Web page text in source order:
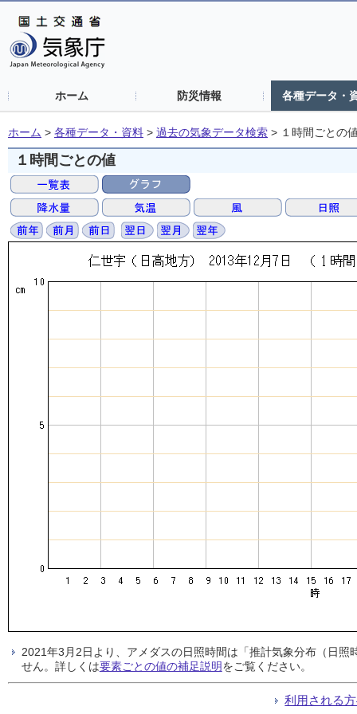
ホーム 防災情報 各種データ・
ホーム > 各種データ・資料 > 過去の気象データ検索 > １時間ごとの
１時間ごとの値
2021年3月2日より、アメダスの日照時間は「推計気象分布（日
せん。詳しくは要素ごとの値の補足説明をご覧ください。
利用される